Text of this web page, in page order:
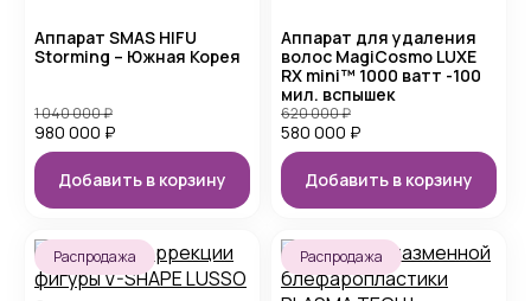
Аппарат SMAS HIFU
Storming – Южная Корея
980 000 ₽
1 040 000₽
Добавить в корзину
Аппарат для удаления
волос MagiCosmo LUXE
RX mini™ 1000 ватт -100
мил. вспышек
580 000 ₽
620 000₽
Добавить в корзину
Распродажа Распродажа